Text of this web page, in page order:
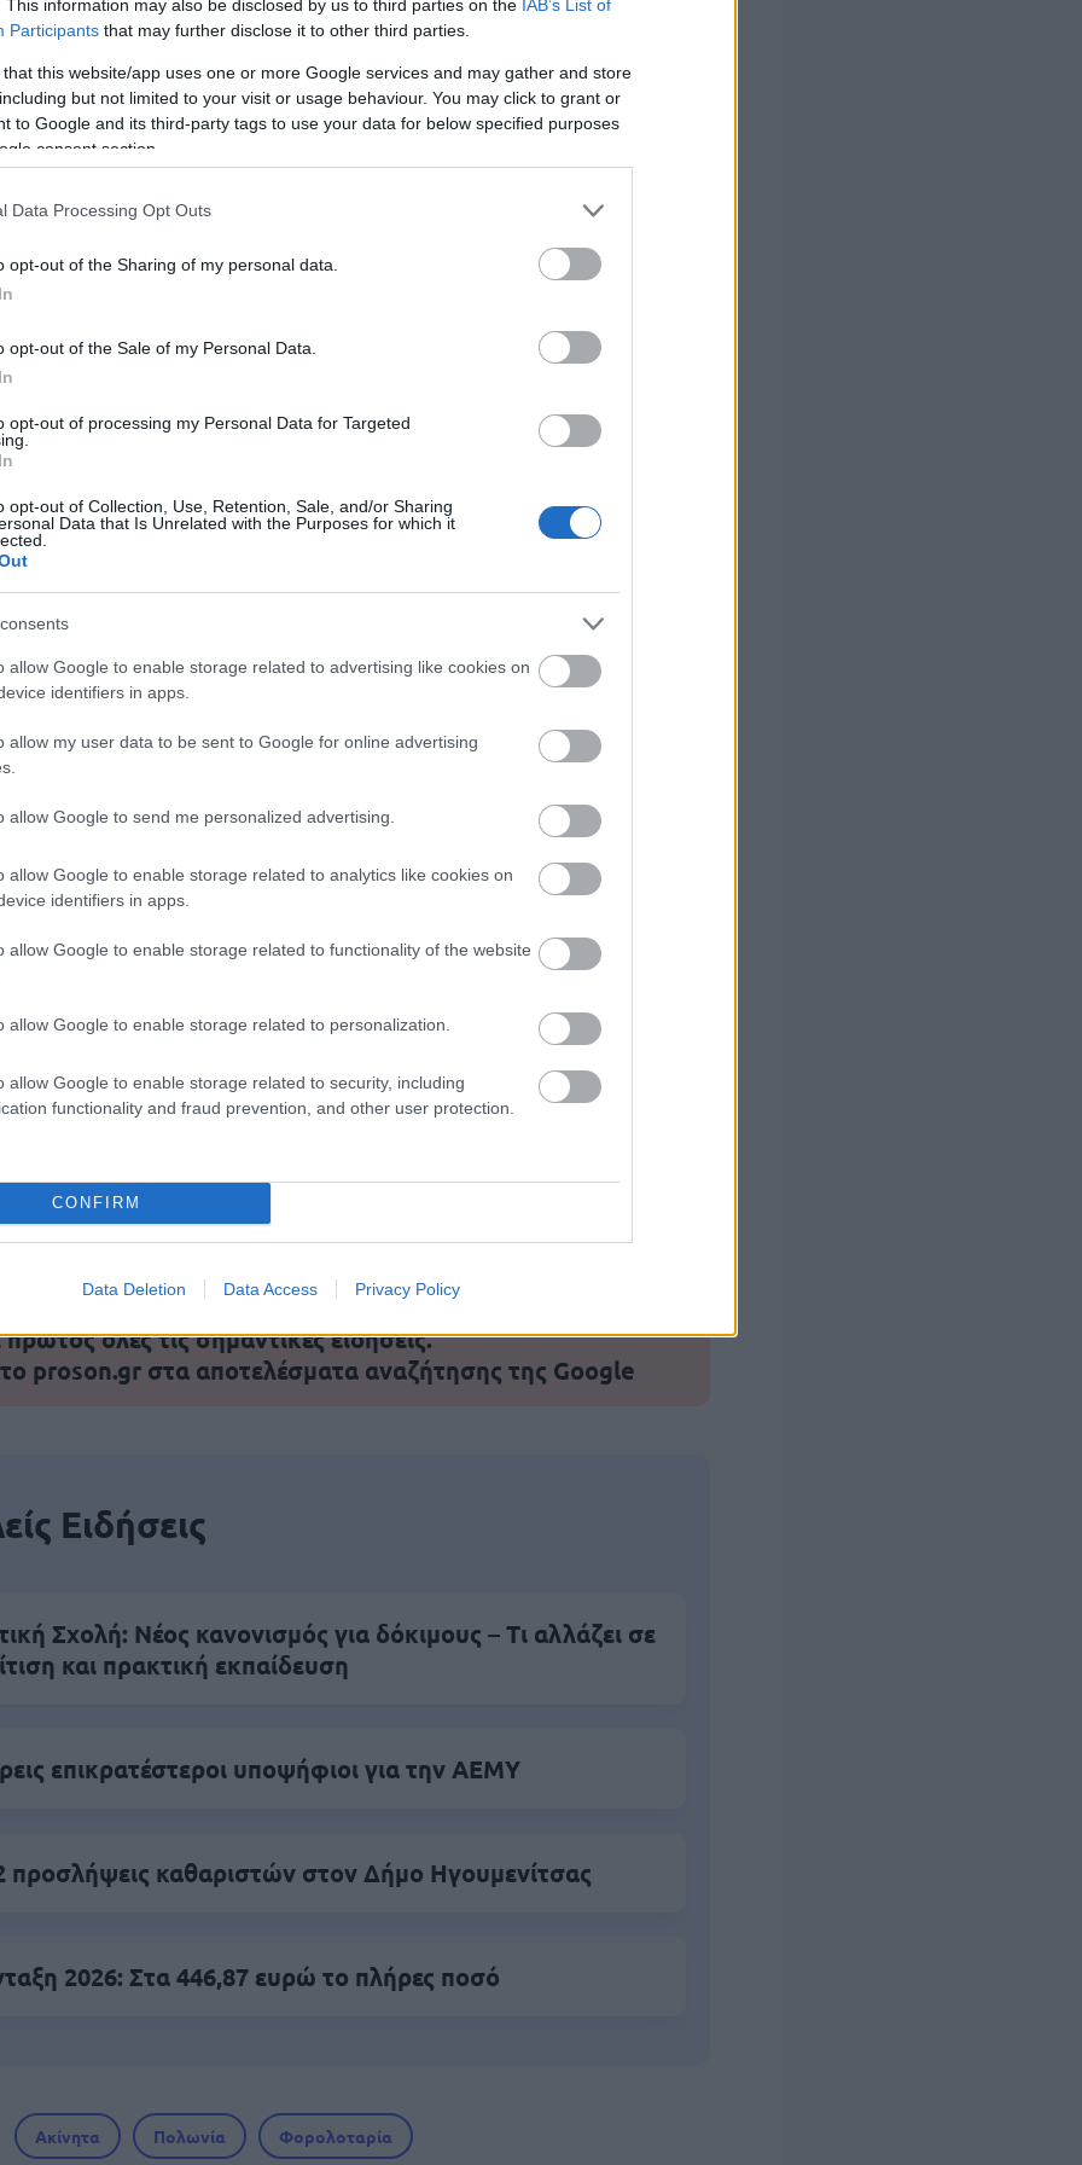
This information may also be disclosed by us to third parties on the IAB’s List of
Participants that may further disclose it to other third parties.
that this website/app uses one or more Google services and may gather and store
but not limited to your visit or usage behaviour. You may click to grant or
to Google and its third-party tags to use your data for below specified purposes
consent section.
Data Processing Opt Outs
opt-out of the Sharing of my personal data.
opt-out of the Sale of my Personal Data.
opt-out of processing my Personal Data for Targeted
opt-out of Collection, Use, Retention, Sale, and/or Sharing
Data that Is Unrelated with the Purposes for which it
allow Google to enable storage related to advertising like cookies on
identifiers in apps.
allow my user data to be sent to Google for online advertising
allow Google to send me personalized advertising.
allow Google to enable storage related to analytics like cookies on
identifiers in apps.
allow Google to enable storage related to functionality of the website
allow Google to enable storage related to personalization.
allow Google to enable storage related to security, including
functionality and fraud prevention, and other user protection.
CONFIRM
Data Deletion Data Access Privacy Policy
Μητρώο Ιδιοκτησίας και Διαχείρισης Ακινήτων (Μ.Ι.Δ.Α.) της ΑΑΔΕ.
ενεργειακή αναβάθμιση των κτιρίων και η δήλωση των
φερεγγυότητας και η διαταγή απόδοσης μισθίου λόγω λήξης
Ανάπτυξης (ΤΤΑ) 1 ο/οο, το οποίο θα είναι τριπλάσιο του ΤΑΠ.
για κληρονομικές συμβάσεις, διαθήκες, χρέη και νόμιμη μοίρα.
Βιβλίου «Αγοράζω Σπίτι»
των εκδηλώσεων, έγινε η παρουσίαση του βιβλίου «Αγοράζω Σπίτι»,
Στράτος Παραδιάς και Ηλίας Παπαγεωργιάδης. Το βιβλίο, που
εκδόσεις Καστανιώτη, περιλαμβάνει χρήσιμες πληροφορίες για
να αγοράσουν ή να διαχειριστούν ακίνητα. Με πρόλογο του Διοικητή
Ελλάδος, Γιάννη Στουρνάρα, το βιβλίο προσφέρει απλές και
σε κρίσιμα ζητήματα της αγοράς ακινήτων.
δύο πλήρεις οδηγούς για την ενοικίαση και πώληση ακινήτων,
χρήσιμες συμβουλές για τους ενδιαφερόμενους.
Αγγλικών σε μόνο 2 ημέρες στα χέρια σας
όλες τις σημαντικές ειδήσεις.
proson.gr στα αποτελέσματα αναζήτησης της Google
Ειδήσεις
Σχολή: Νέος κανονισμός για δόκιμους – Τι αλλάζει σε
και πρακτική εκπαίδευση
επικρατέστεροι υποψήφιοι για την ΑΕΜΥ
προσλήψεις καθαριστών στον Δήμο Ηγουμενίτσας
2026: Στα 446,87 ευρώ το πλήρες ποσό
Ακίνητα Πολωνία Φορολοταρία